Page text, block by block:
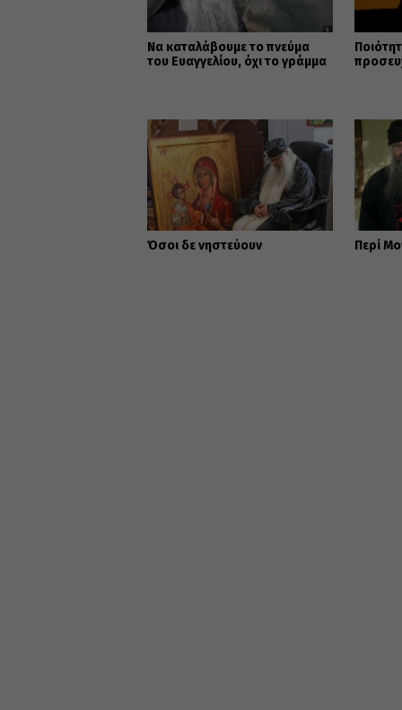
Να καταλάβουμε το πνεύμα
του Ευαγγελίου, όχι το γράμμα
Όσοι δε νηστεύουν Περί